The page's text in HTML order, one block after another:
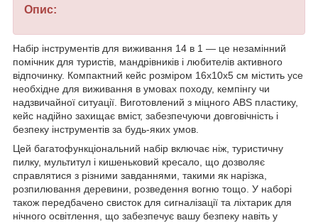
Опис:
Набір інструментів для виживання 14 в 1 — це незамінний
помічник для туристів, мандрівників і любителів активного
відпочинку. Компактний кейс розміром 16х10х5 см містить усе
необхідне для виживання в умовах походу, кемпінгу чи
надзвичайної ситуації. Виготовлений з міцного ABS пластику,
кейс надійно захищає вміст, забезпечуючи довговічність і
безпеку інструментів за будь-яких умов.
Цей багатофункціональний набір включає ніж, туристичну
пилку, мультитул і кишеньковий кресало, що дозволяє
справлятися з різними завданнями, такими як нарізка,
розпилювання деревини, розведення вогню тощо. У наборі
також передбачено свисток для сигналізації та ліхтарик для
нічного освітлення, що забезпечує вашу безпеку навіть у